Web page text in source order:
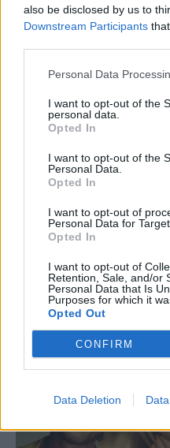
also be disclosed by us to
Downstream Participants
Personal Data
I want to opt-out of the
personal data.
Opted In
I want to opt-out of the
Personal Data.
Opted In
I want to opt-out of
Personal Data for
Opted In
I want to opt-out of
Retention, Sale, and/or
Personal Data that Is
Purposes for which it
Opted Out
CONFIRM
Data Deletion